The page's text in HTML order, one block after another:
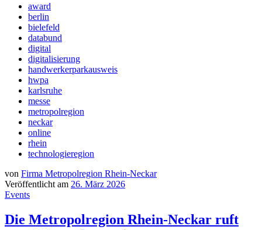
award
berlin
bielefeld
databund
digital
digitalisierung
handwerkerparkausweis
hwpa
karlsruhe
messe
metropolregion
neckar
online
rhein
technologieregion
von Firma Metropolregion Rhein-Neckar
Veröffentlicht am 26. März 2026
Events
Die Metropolregion Rhein-Neckar ruft